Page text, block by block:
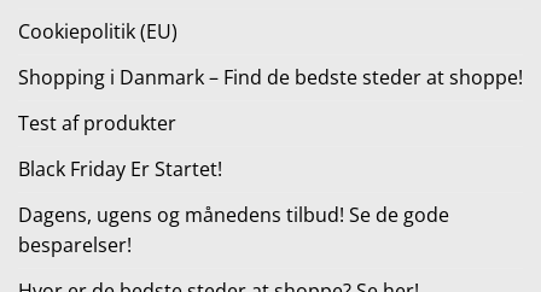
Cookiepolitik (EU)
Shopping i Danmark – Find de bedste steder at shoppe!
Test af produkter
Black Friday Er Startet!
Dagens, ugens og månedens tilbud! Se de gode
besparelser!